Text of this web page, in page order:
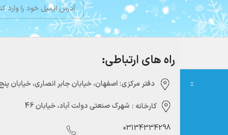
راه های ارتباطی:
دفتر مرکزی:‌ اصفهان، خیابان جابر انصاری، خیابان پنج آذر، نبش کوچه
کارخانه : شهرک صنعتی دولت آباد، خیابان 46
03134334298